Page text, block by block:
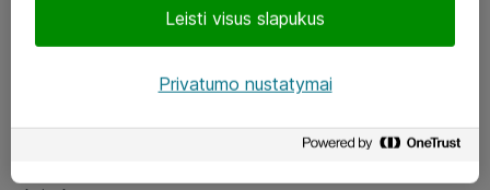
Leisti visus slapukus
Privatumo nustatymai